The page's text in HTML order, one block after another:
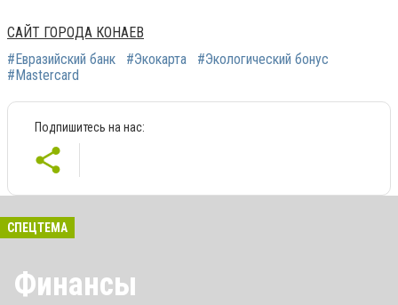
САЙТ ГОРОДА КОНАЕВ
#Евразийский банк
#Экокарта
#Экологический бонус
#Mastercard
Подпишитесь на нас:
СПЕЦТЕМА
Финансы